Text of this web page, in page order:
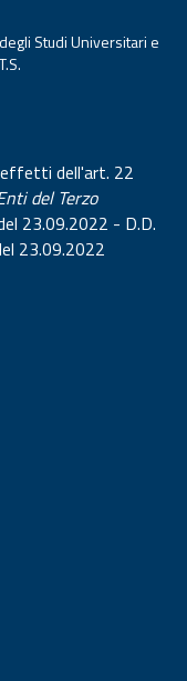
Studi Universitari e
dell'art. 22
del Terzo
23.09.2022 - D.D.
23.09.2022